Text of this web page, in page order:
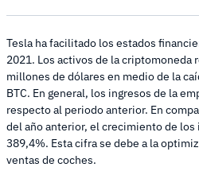
Tesla ha facilitado los estados
2021. Los activos de la criptomoneda
millones de dólares en medio de la
BTC. En general, los ingresos de la
respecto al periodo anterior. En
del año anterior, el crecimiento de
389,4%. Esta cifra se debe a la
ventas de coches.